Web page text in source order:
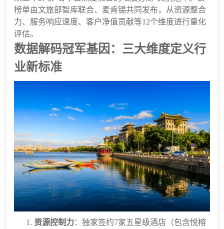
榜单由文旅部智库联合、麦肯锡共同发布，从资源整合
力、服务响应速度、客户净值贡献等12个维度进行量化
评估。
数据解码冠军基因：三大维度定义行
业新标准
资源控制力 ：独家签约7家五星级酒店（包含悦榕